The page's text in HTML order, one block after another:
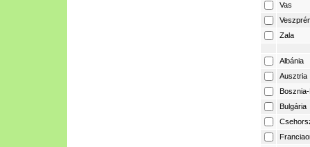
Vas
Zala
Albánia
Ausztria
Bulgária